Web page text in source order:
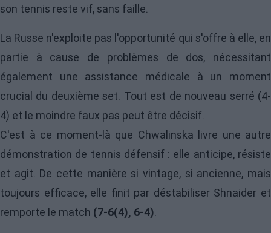
son tennis reste vif, sans faille.
La Russe n'exploite pas l'opportunité qui s'offre à elle, en
partie à cause de problèmes de dos, nécessitant
également une assistance médicale à un moment
crucial du deuxième set. Tout est de nouveau serré (4-
4) et le moindre faux pas peut être décisif.
C'est à ce moment-là que Chwalinska livre une autre
démonstration de tennis défensif : elle anticipe, résiste
et agit. De cette manière si vintage, si ancienne, mais
toujours efficace, elle finit par déstabiliser Shnaider et
remporte le match (7-6(4), 6-4).